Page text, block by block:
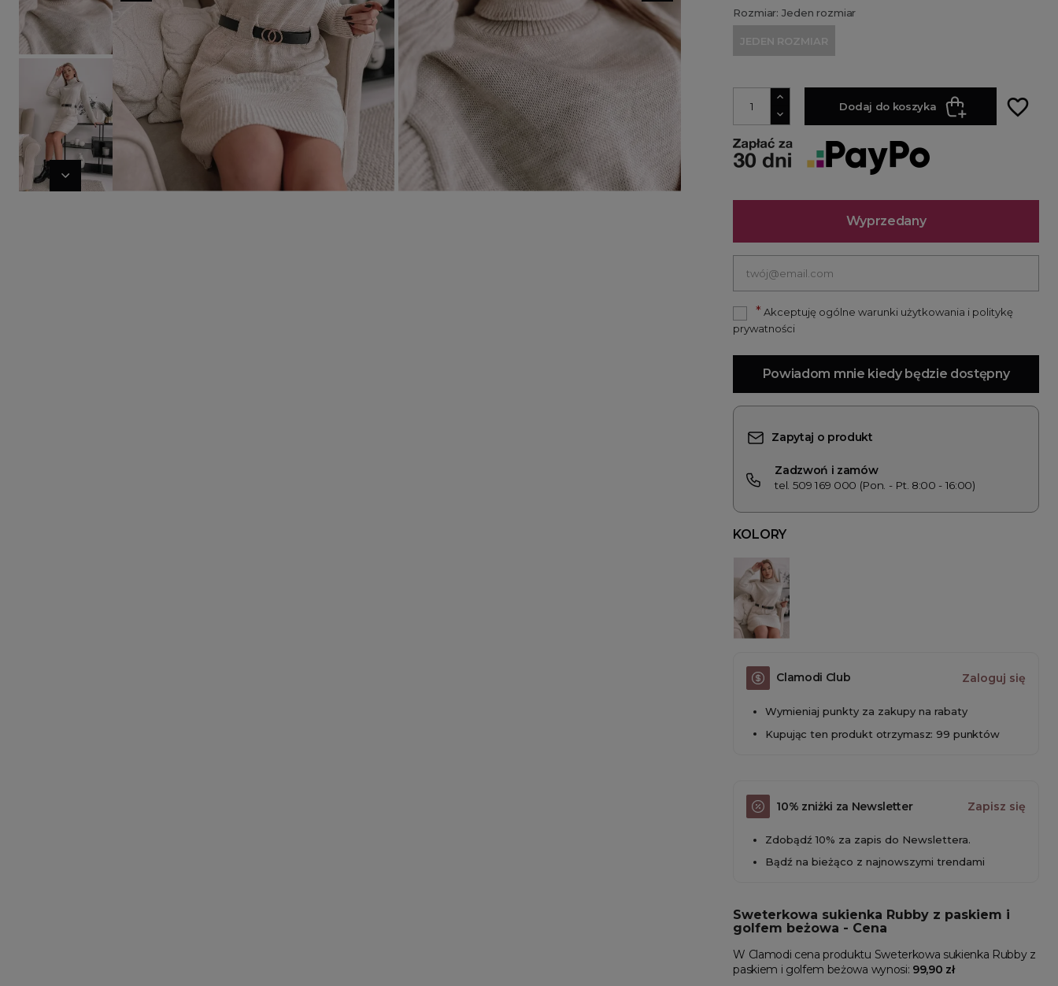
Rozmiar: Jeden rozmiar
JEDEN ROZMIAR
Dodaj do koszyka favorite_border
Wyprzedany
* Akceptuję ogólne warunki użytkowania i politykę
prywatności
Powiadom mnie kiedy będzie dostępny
Zapytaj o produkt
Zadzwoń i zamów
tel. 509 169 000 (Pon. - Pt. 8:00 - 16:00)
KOLORY
Clamodi Club Zaloguj się
Wymieniaj punkty za zakupy na rabaty
Kupując ten produkt otrzymasz: 99 punktów
10% zniżki za Newsletter Zapisz się
Zdobądź 10% za zapis do Newslettera.
Bądź na bieżąco z najnowszymi trendami
Sweterkowa sukienka Rubby z paskiem i
golfem beżowa - Cena
W Clamodi cena produktu Sweterkowa sukienka Rubby z
paskiem i golfem beżowa wynosi: 99,90 zł